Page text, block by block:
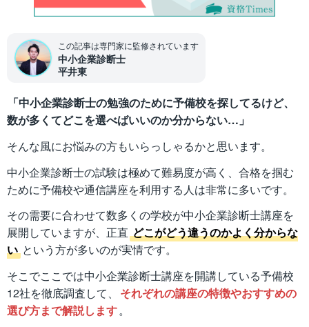
この記事は専門家に監修されています
中小企業診断士
平井東
「中小企業診断士の勉強のために予備校を探してるけど、
数が多くてどこを選べばいいのか分からない…」
そんな風にお悩みの方もいらっしゃるかと思います。
中小企業診断士の試験は極めて難易度が高く、合格を掴む
ために予備校や通信講座を利用する人は非常に多いです。
その需要に合わせて数多くの学校が中小企業診断士講座を
展開していますが、正直 どこがどう違うのかよく分からな
い という方が多いのが実情です。
そこでここでは中小企業診断士講座を開講している予備校
12社を徹底調査して、
それぞれの講座の特徴やおすすめの
選び方まで解説します。